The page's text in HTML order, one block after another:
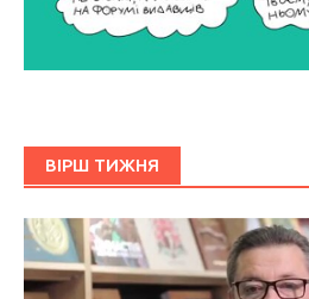
ВІРШ ТИЖНЯ